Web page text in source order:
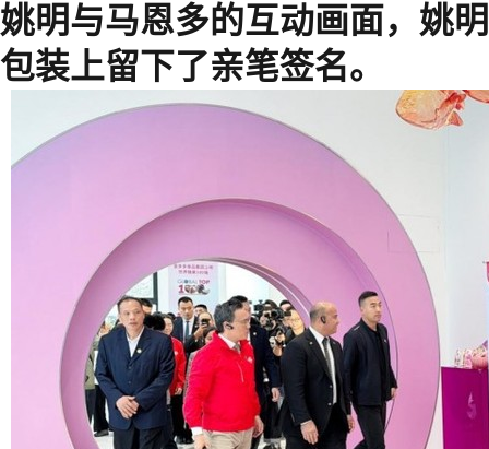
姚明与马恩多的互动画面，姚
包装上留下了亲笔签名。